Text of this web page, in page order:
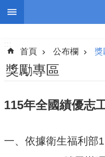
跳到主要內容區塊
搜
們
:::
首頁 公布欄 獎
獎勵專區
115年全國績優志
一、依據衛生福利部